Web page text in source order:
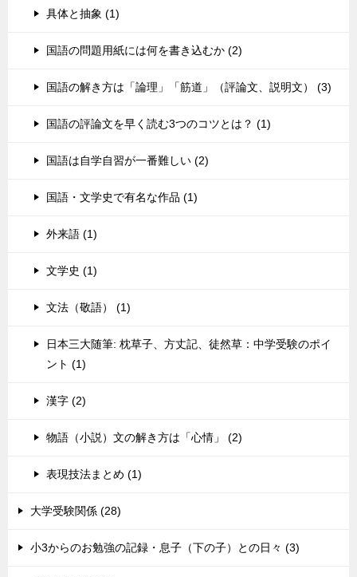
具体と抽象 (1)
国語の問題用紙には何を書き込むか (2)
国語の解き方は「論理」「筋道」（評論文、説明文） (3)
国語の評論文を早く読む3つのコツとは？ (1)
国語は自学自習が一番難しい (2)
国語・文学史で有名な作品 (1)
外来語 (1)
文学史 (1)
文法（敬語） (1)
日本三大随筆: 枕草子、方丈記、徒然草：中学受験のポイ
ント (1)
漢字 (2)
物語（小説）文の解き方は「心情」 (2)
表現技法まとめ (1)
大学受験関係 (28)
小3からのお勉強の記録・息子（下の子）との日々 (3)